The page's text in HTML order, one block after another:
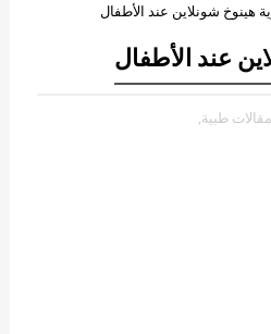
هينوخ شونلاين عند الأطفال
عند الأطفال
مقالات طبية,